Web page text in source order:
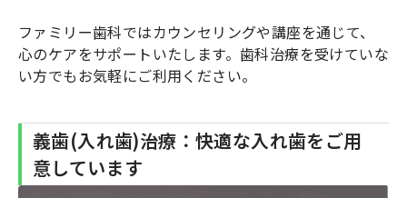
ファミリー歯科ではカウンセリングや講座を通じて、
心のケアをサポートいたします。歯科治療を受けていな
い方でもお気軽にご利用ください。
義歯(入れ歯)治療：快適な入れ歯をご用
意しています